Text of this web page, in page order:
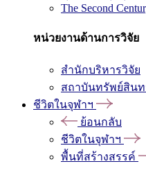
The Second
หน่วยงานด้านการวิจัย
สำนักบริหารวิจัย
สถาบันทรัพย์สิน
ชีวิตในจุฬาฯ
ย้อนกลับ
ชีวิตในจุฬาฯ
พื้นที่สร้างสรรค์